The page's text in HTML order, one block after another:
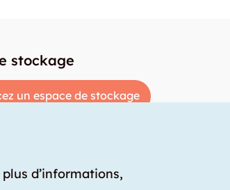
stockage
un espace de stockage
d’informations,